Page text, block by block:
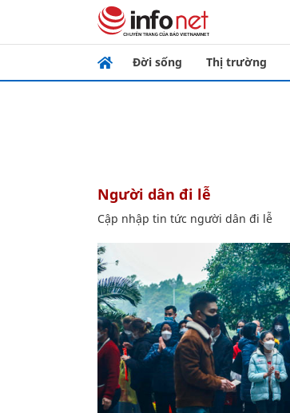
Đời sống Thị trường
người dân đi lễ
Cập nhập tin tức người dân đi lễ